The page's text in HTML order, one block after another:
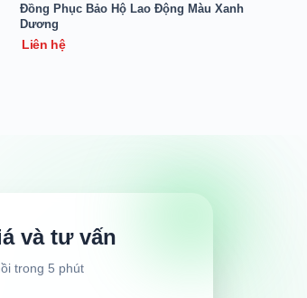
Đồng Phục Bảo Hộ Lao Động Màu Xanh
Dương
Liên hệ
và tư vấn
trong 5 phút